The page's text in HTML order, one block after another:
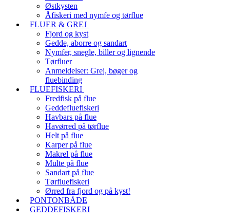
Østkysten
Åfiskeri med nymfe og tørflue
FLUER & GREJ
Fjord og kyst
Gedde, aborre og sandart
Nymfer, snegle, biller og lignende
Tørfluer
Anmeldelser: Grej, bøger og
fluebinding
FLUEFISKERI
Fredfisk på flue
Geddefluefiskeri
Havbars på flue
Havørred på tørflue
Helt på flue
Karper på flue
Makrel på flue
Multe på flue
Sandart på flue
Tørfluefiskeri
Ørred fra fjord og på kyst!
PONTONBÅDE
GEDDEFISKERI